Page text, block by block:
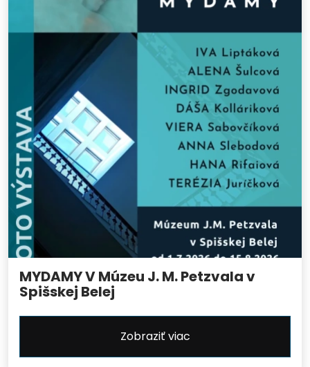
MYDAMY V Múzeu J. M. Petzvala v
Spišskej Belej
Zobraziť viac